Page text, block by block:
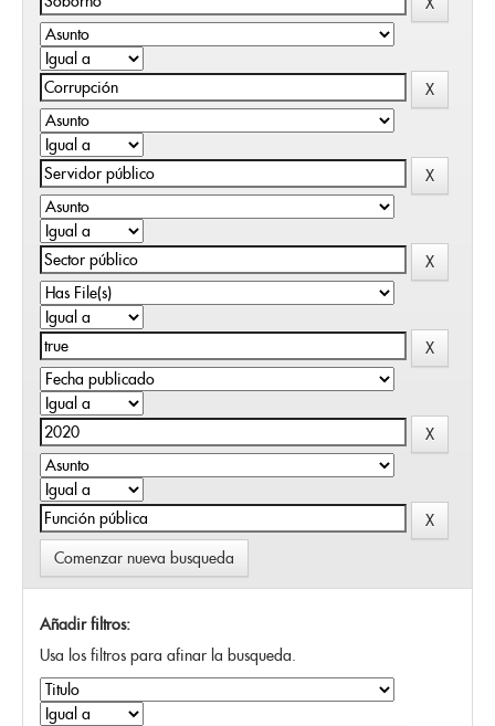
Comenzar nueva busqueda
Añadir filtros:
Usa los filtros para afinar la busqueda.